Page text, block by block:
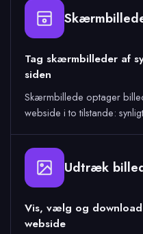
Tag skærmbilleder af
siden
Skærmbillede optager
webside i to tilstande:
Udtræk
Vis, vælg og
webside